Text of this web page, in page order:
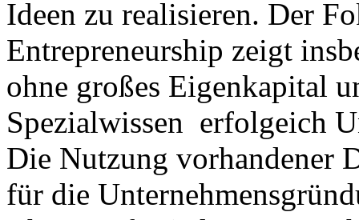
Ideen zu realisieren. Der
Entrepreneurship zeigt
ohne großes Eigenkapital
Spezialwissen erfolgeich
Die Nutzung vorhandener
für die